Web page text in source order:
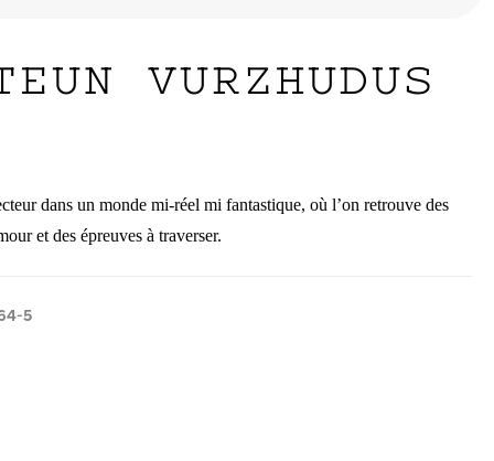
VURZHUDUS
dans un monde mi-réel mi fantastique, où l’on retrouve des
et des épreuves à traverser.
5